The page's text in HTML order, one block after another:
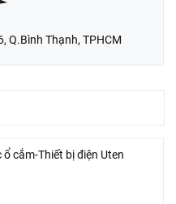
Q.Bình Thạnh, TPHCM
cắm-Thiết bị điện Uten